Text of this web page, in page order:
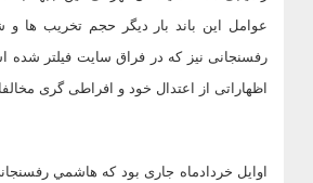
عوامل این باند بار دیگر حجم تخریب ها
رفسنجانی نیز که در فراق سایت فیلتر
اظهاراتی از اعتدال خود و افراطی گری
اوایل خردادماه جاری بود که هاشمي